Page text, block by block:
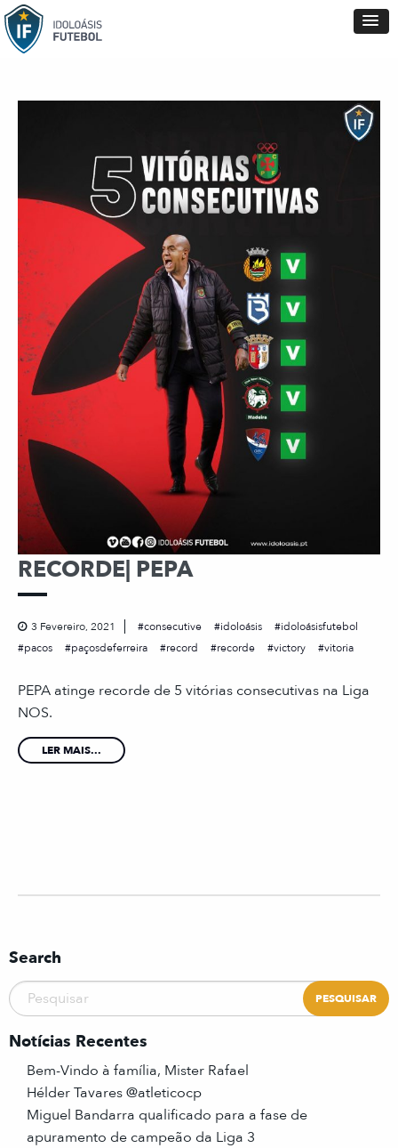
RECORDE| PEPA
3 Fevereiro, 2021 consecutive idoloásis
idoloásisfutebol
pacos
paçosdeferreira record recorde victory vitoria
PEPA atinge recorde de 5 vitórias consecutivas na Liga
NOS.
LER MAIS...
Search
Notícias Recentes
Bem-Vindo à família, Mister Rafael
Hélder Tavares @atleticocp
Miguel Bandarra qualificado para a fase de
apuramento de campeão da Liga 3